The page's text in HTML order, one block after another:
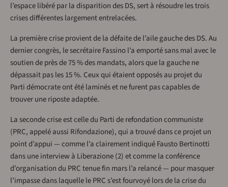
l’espace libéré par la disparition des DS, sert à résoudre les trois
crises différentes largement entrelacées.
La première crise provient de la défaite de l’aile gauche des DS. Au
dernier congrès, le secrétaire Fassino l’a emporté sans mal avec le
soutien de près de 75 % des mandats, alors que la gauche ne
dépassait pas les 15 %. Ceux qui étaient opposés au projet du
Parti démocrate ont été laminés et ne furent pas capables de
trouver une riposte adaptée.
La seconde crise est celle du Parti de refondation communiste
(PRC, appelé aussi Rifondazione), qui a trouvé dans ce projet un
point d’appui — comme l’a clairement indiqué Fausto Bertinotti
dans une interview à Liberazione (2) et comme la conférence
d’organisation du PRC tenue fin mars l’a relancé — pour masquer
l’impasse dans laquelle le PRC s’est fourvoyé lors de la crise du